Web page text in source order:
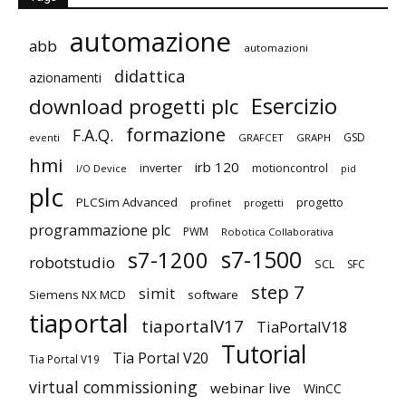
abb automazione automazioni
azionamenti didattica
download progetti plc Esercizio
eventi F.A.Q. formazione GRAFCET GRAPH GSD
hmi I/O Device inverter irb 120 motioncontrol pid
plc PLCSim Advanced profinet progetti progetto
programmazione plc PWM Robotica Collaborativa
robotstudio s7-1200 s7-1500 SCL SFC
Siemens NX MCD simit software step 7
tiaportal tiaportalV17 TiaPortalV18
Tia Portal V19 Tia Portal V20 Tutorial
virtual commissioning webinar live WinCC